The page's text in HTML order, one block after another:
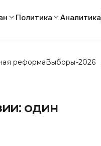
Политика Аналитика
реформаВыборы-2026
один